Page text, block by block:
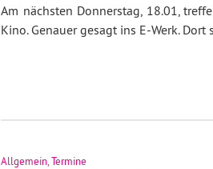
Am nächsten Donnerstag, 18.01,
Kino. Genauer gesagt ins E-Werk.
Allgemein Termine